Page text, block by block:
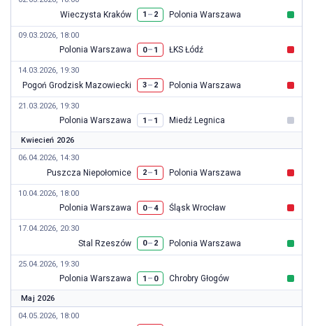
Wieczysta Kraków 1 – 2 Polonia Warszawa
09.03.2026, 18:00
Polonia Warszawa 0– 1 ŁKS Łódź
14.03.2026, 19:30
Pogoń Grodzisk Mazowiecki 3– 2 Polonia Warszawa
21.03.2026, 19:30
Polonia Warszawa 1 – 1 Miedź Legnica
Kwiecień 2026
06.04.2026, 14:30
Puszcza Niepołomice 2– 1 Polonia Warszawa
10.04.2026, 18:00
Polonia Warszawa 0–4 Śląsk Wrocław
17.04.2026, 20:30
Stal Rzeszów 0– 2 Polonia Warszawa
25.04.2026, 19:30
Polonia Warszawa 1 – 0 Chrobry Głogów
Maj 2026
04.05.2026, 18:00